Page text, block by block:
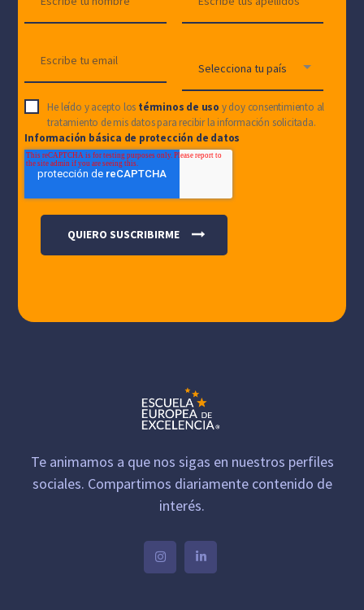
He leído y acepto los términos de uso y doy consentimiento al
tratamiento de mis datos para recibir la información solicitada.
Información básica de protección de datos
Te animamos a que nos sigas en nuestros perfiles
sociales. Compartimos diariamente contenido de
interés.